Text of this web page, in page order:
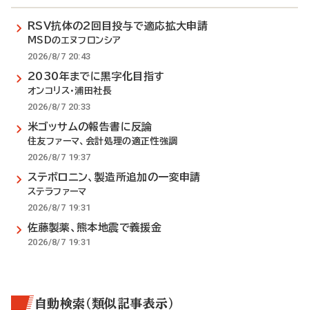
RSV抗体の2回目投与で適応拡大申請
MSDのエヌフロンシア
2026/8/7 20:43
2030年までに黒字化目指す
オンコリス・浦田社長
2026/8/7 20:33
米ゴッサムの報告書に反論
住友ファーマ、会計処理の適正性強調
2026/8/7 19:37
ステボロニン、製造所追加の一変申請
ステラファーマ
2026/8/7 19:31
佐藤製薬、熊本地震で義援金
2026/8/7 19:31
自動検索（類似記事表示）